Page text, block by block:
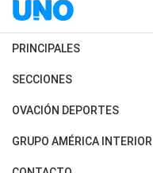
PRINCIPALES
Últimas Noticias
Política
SECCIONES
Horóscopo
Motores
OVACIÓN DEPORTES
Fútbol
Mundial
GRUPO AMÉRICA INTERIOR